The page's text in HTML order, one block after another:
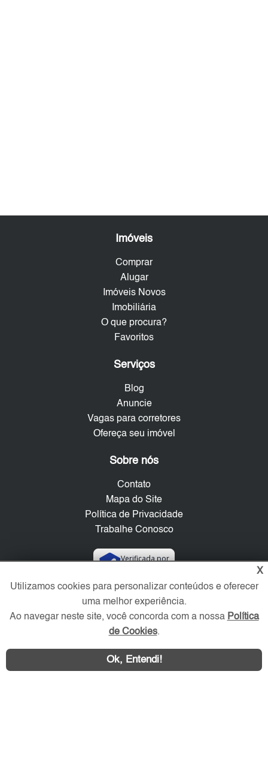
Imóveis
Comprar
Alugar
Imóveis Novos
Imobiliária
O que procura?
Favoritos
Serviços
Blog
Anuncie
Vagas para corretores
Ofereça seu imóvel
Sobre nós
Contato
Mapa do Site
Política de Privacidade
Trabalhe Conosco
Verificada por
Redes Sociais
X
Utilizamos cookies para personalizar conteúdos e oferecer
uma melhor experiência.
Ao navegar neste site, você concorda com a nossa Política
de Cookies.
Ok, Entendi!